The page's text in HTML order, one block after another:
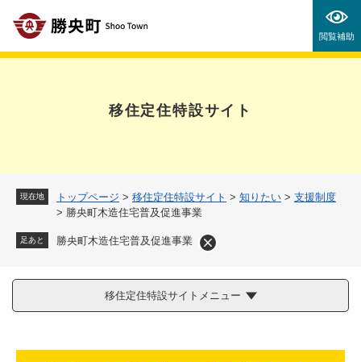
の
閲覧補助
移住定住特設サイト
現在地 トップページ > 移住定住特設サイト > 知りたい > 支援制度
> 勝央町木造住宅普及促進事業
足あと 勝央町木造住宅普及促進事業
移住定住特設サイトメニュー